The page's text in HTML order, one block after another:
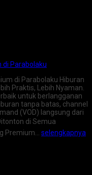
di Parabolaku
di Parabolaku Hiburan
Praktis, Lebih Nyaman.
untuk berlangganan
tanpa batas, channel
(VOD) langsung dari
di Semua
Premium… selengkapnya